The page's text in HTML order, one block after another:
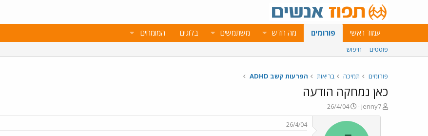
עמוד ראשי פורומים מה חדש משתמשים בלוגים המומחים
פוסטים חיפוש
פורומים תמיכה בריאות הפרעות קשב ADHD
כאן נמחקה הודעה
פ
ו
jenny7
פ
ו
ר
26/4/04
26/4/04